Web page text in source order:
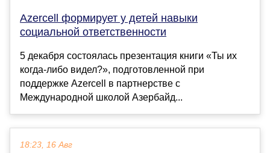
Azercell формирует у детей навыки
социальной ответственности
5 декабря состоялась презентация книги «Ты их
когда-либо видел?», подготовленной при
поддержке Azercell в партнерстве с
Международной школой Азербайд...
18:23, 16 Авг